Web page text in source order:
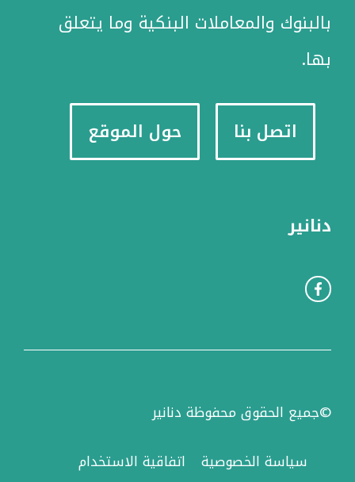
بالبنوك والمعاملات البنكية وما يتعلق
بها.
اتصل بنا حول الموقع
دنانير
©جميع الحقوق محفوظة دنانير
سياسة الخصوصية
اتفاقية الاستخدام